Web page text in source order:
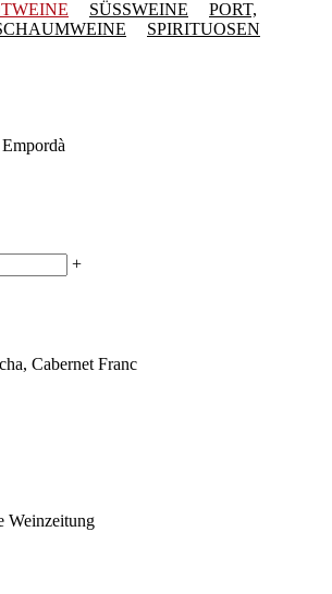
SÜSSWEINE
PORT,
SPIRITUOSEN
+
Cabernet Franc
Weinzeitung